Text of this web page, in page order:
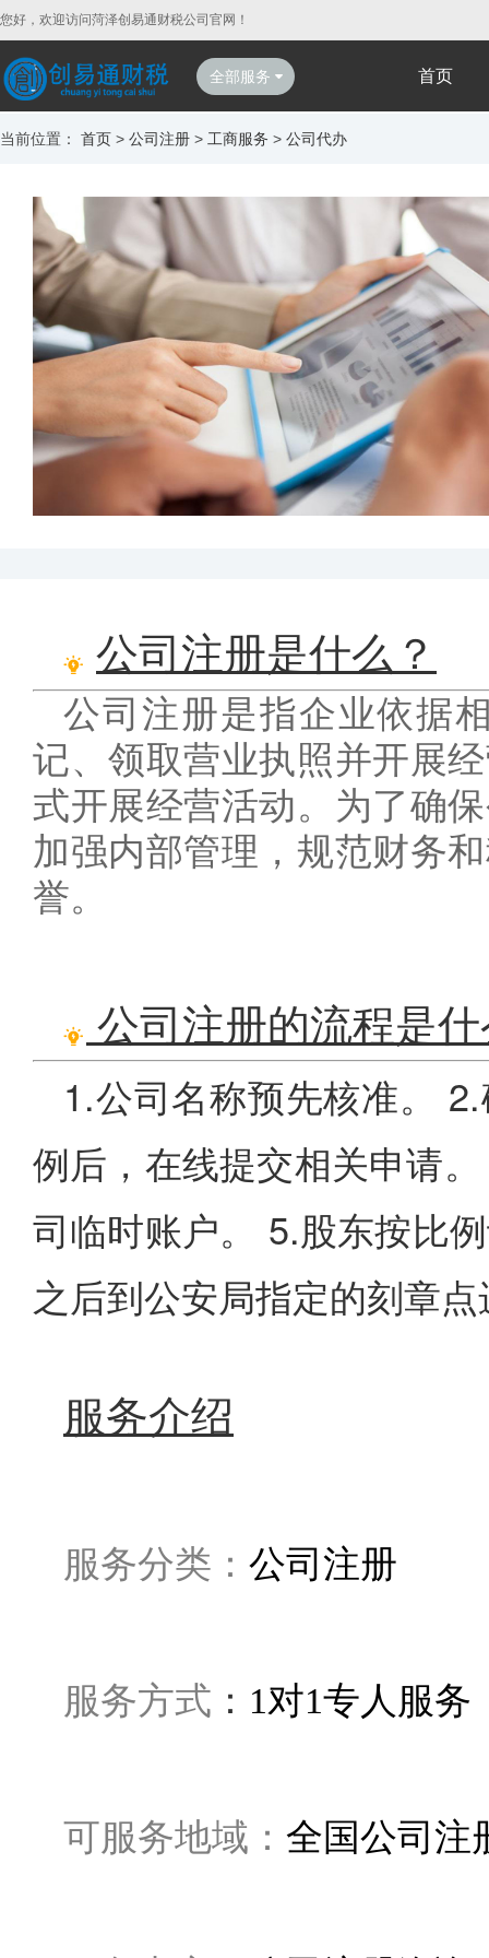
您好，欢迎访问菏泽创易通财税公司官网！
全部服务 首页
当前位置： 首页 > 公司注册 > 工商服务 > 公司代办
公司注册是什么？
公司注册是指企业依据
记、领取营业执照并开展
式开展经营活动。为了确
加强内部管理，规范财务
誉。
公司注册的流程是
1.公司名称预先核准。
例后，在线提交相关申请
司临时账户。 5.股东按比
之后到公安局指定的刻章
服务介绍
服务分类： 公司注册
服务方式 ： 1对1专人服
可服务地域： 全国公司注